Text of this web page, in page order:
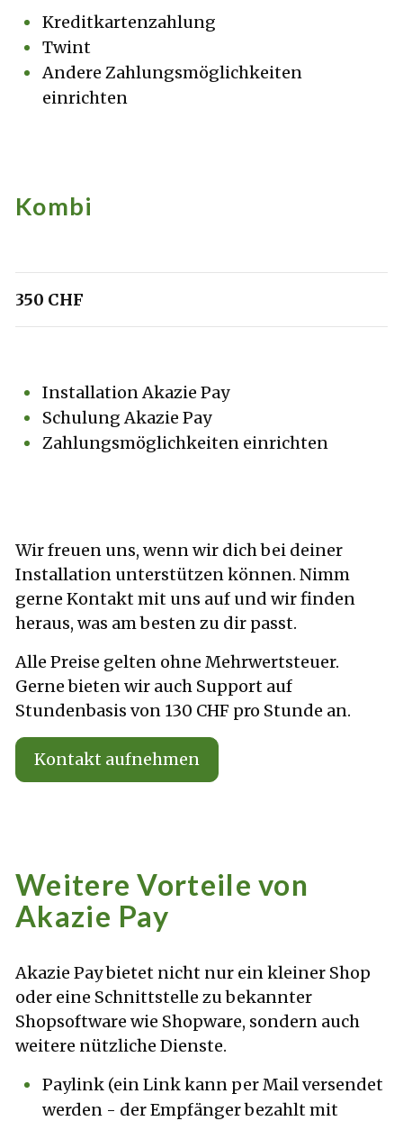
Kreditkartenzahlung
Twint
Andere Zahlungsmöglichkeiten
einrichten
Kombi
350 CHF
Installation Akazie Pay
Schulung Akazie Pay
Zahlungsmöglichkeiten einrichten
Wir freuen uns, wenn wir dich bei deiner
Installation unterstützen können. Nimm
gerne Kontakt mit uns auf und wir finden
heraus, was am besten zu dir passt.
Alle Preise gelten ohne Mehrwertsteuer.
Gerne bieten wir auch Support auf
Stundenbasis von 130 CHF pro Stunde an.
Kontakt aufnehmen
Weitere Vorteile von
Akazie Pay
Akazie Pay bietet nicht nur ein kleiner Shop
oder eine Schnittstelle zu bekannter
Shopsoftware wie Shopware, sondern auch
weitere nützliche Dienste.
Paylink (ein Link kann per Mail versendet
werden - der Empfänger bezahlt mit